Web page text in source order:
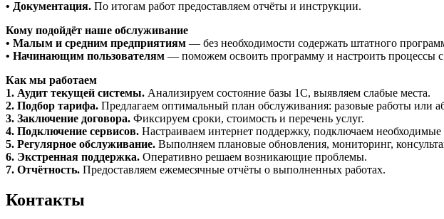
• Документация. По итогам работ предоставляем отчёты и инструкции.
Кому подойдёт наше обслуживание
• Малым и средним предприятиям — без необходимости содержать штатного
• Начинающим пользователям — поможем освоить программу и настроить процессы с
Как мы работаем
1. Аудит текущей системы. Анализируем состояние базы 1С, выявляем слабые места.
2. Подбор тарифа. Предлагаем оптимальный план обслуживания: разовые работы или
3. Заключение договора. Фиксируем сроки, стоимость и перечень услуг.
4. Подключение сервисов. Настраиваем интернет поддержку, подключаем
5. Регулярное обслуживание. Выполняем плановые обновления, мониторинг,
6. Экстренная поддержка. Оперативно решаем возникающие проблемы.
7. Отчётность. Предоставляем ежемесячные отчёты о выполненных работах.
Контакты